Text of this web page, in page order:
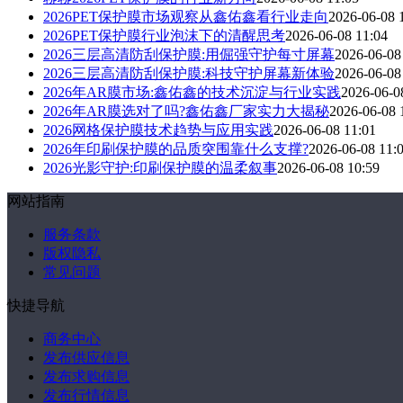
2026PET保护膜市场观察从鑫佑鑫看行业走向2026-06-08
2026PET保护膜行业泡沫下的清醒思考2026-06-08 11:04
2026三层高清防刮保护膜:用倔强守护每寸屏幕2026-06-
2026三层高清防刮保护膜:科技守护屏幕新体验2026-06-
2026年AR膜市场:鑫佑鑫的技术沉淀与行业实践2026-06-
2026年AR膜选对了吗?鑫佑鑫厂家实力大揭秘2026-06-08
2026网格保护膜技术趋势与应用实践2026-06-08 11:01
2026年印刷保护膜的品质突围靠什么支撑?2026-06-08
2026光影守护:印刷保护膜的温柔叙事2026-06-08 10:59
网站指南
服务条款
版权隐私
常见问题
快捷导航
商务中心
发布供应信息
发布求购信息
发布行情信息